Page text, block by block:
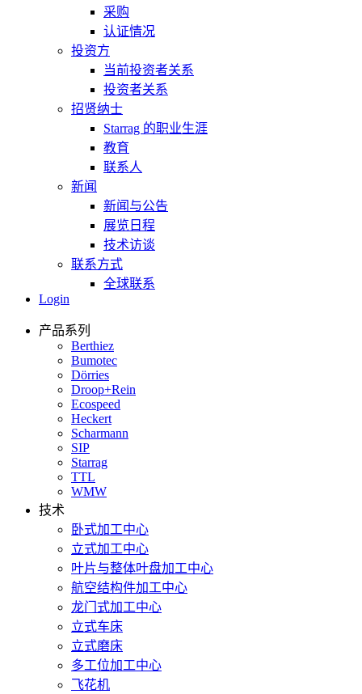
采购
认证情况
投资方
当前投资者关系
投资者关系
招贤纳士
Starrag 的职业生涯
教育
联系人
新闻
新闻与公告
展览日程
技术访谈
联系方式
全球联系
Login
产品系列
Berthiez
Bumotec
Dörries
Droop+Rein
Ecospeed
Heckert
Scharmann
SIP
Starrag
TTL
WMW
技术
卧式加工中心
立式加工中心
叶片与整体叶盘加工中心
航空结构件加工中心
龙门式加工中心
立式车床
立式磨床
多工位加工中心
飞花机